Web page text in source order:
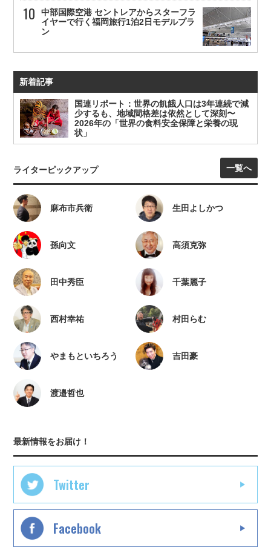
中部国際空港 セントレアからスターフラ
イヤーで行く福岡旅行1泊2日モデルプラ
ン
新着記事
国連リポート：世界の飢餓人口は3年連続で減
少するも、地域間格差は依然として深刻〜
2026年の「世界の食料安全保障と栄養の現
状」
ライターピックアップ 一覧へ
麻布市兵衛 生田よしかつ
孫向文 高須克弥
田中秀臣 千葉麗子
西村幸祐 村田らむ
やまもといちろう 吉田豪
渡邉哲也
最新情報をお届け！
Twitter
Facebook